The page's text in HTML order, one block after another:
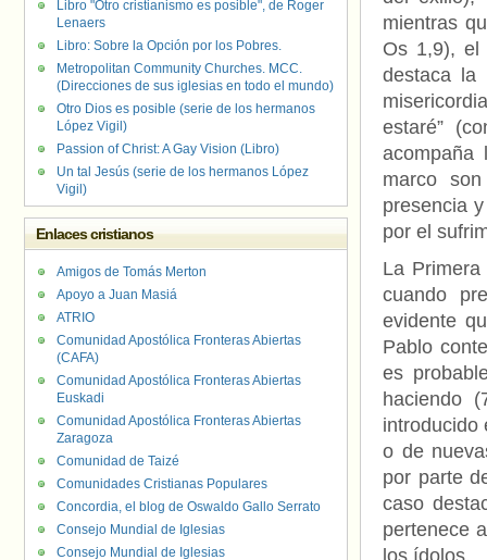
mientras
Os 1,9), el
destaca la
estaré”
marco
presencia
por el
La
cuando
evidente
Pablo
es
haciendo
introducido
o de
por parte
caso
pertenece
los ídolos.
Libro "Otro cristianismo es posible", de Roger
Lenaers
Libro: Sobre la Opción por los Pobres.
Metropolitan Community Churches. MCC.
(Direcciones de sus iglesias en todo el mundo)
Otro Dios es posible (serie de los hermanos
López Vigil)
Passion of Christ: A Gay Vision (Libro)
Un tal Jesús (serie de los hermanos López
Vigil)
Enlaces cristianos
Amigos de Tomás Merton
Apoyo a Juan Masiá
ATRIO
Comunidad Apostólica Fronteras Abiertas
(CAFA)
Comunidad Apostólica Fronteras Abiertas
Euskadi
Comunidad Apostólica Fronteras Abiertas
Zaragoza
Comunidad de Taizé
Comunidades Cristianas Populares
Concordia, el blog de Oswaldo Gallo Serrato
Consejo Mundial de Iglesias
Consejo Mundial de Iglesias